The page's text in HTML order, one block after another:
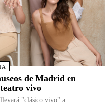
de Madrid en
teatro vivo
"clásico vivo" a...